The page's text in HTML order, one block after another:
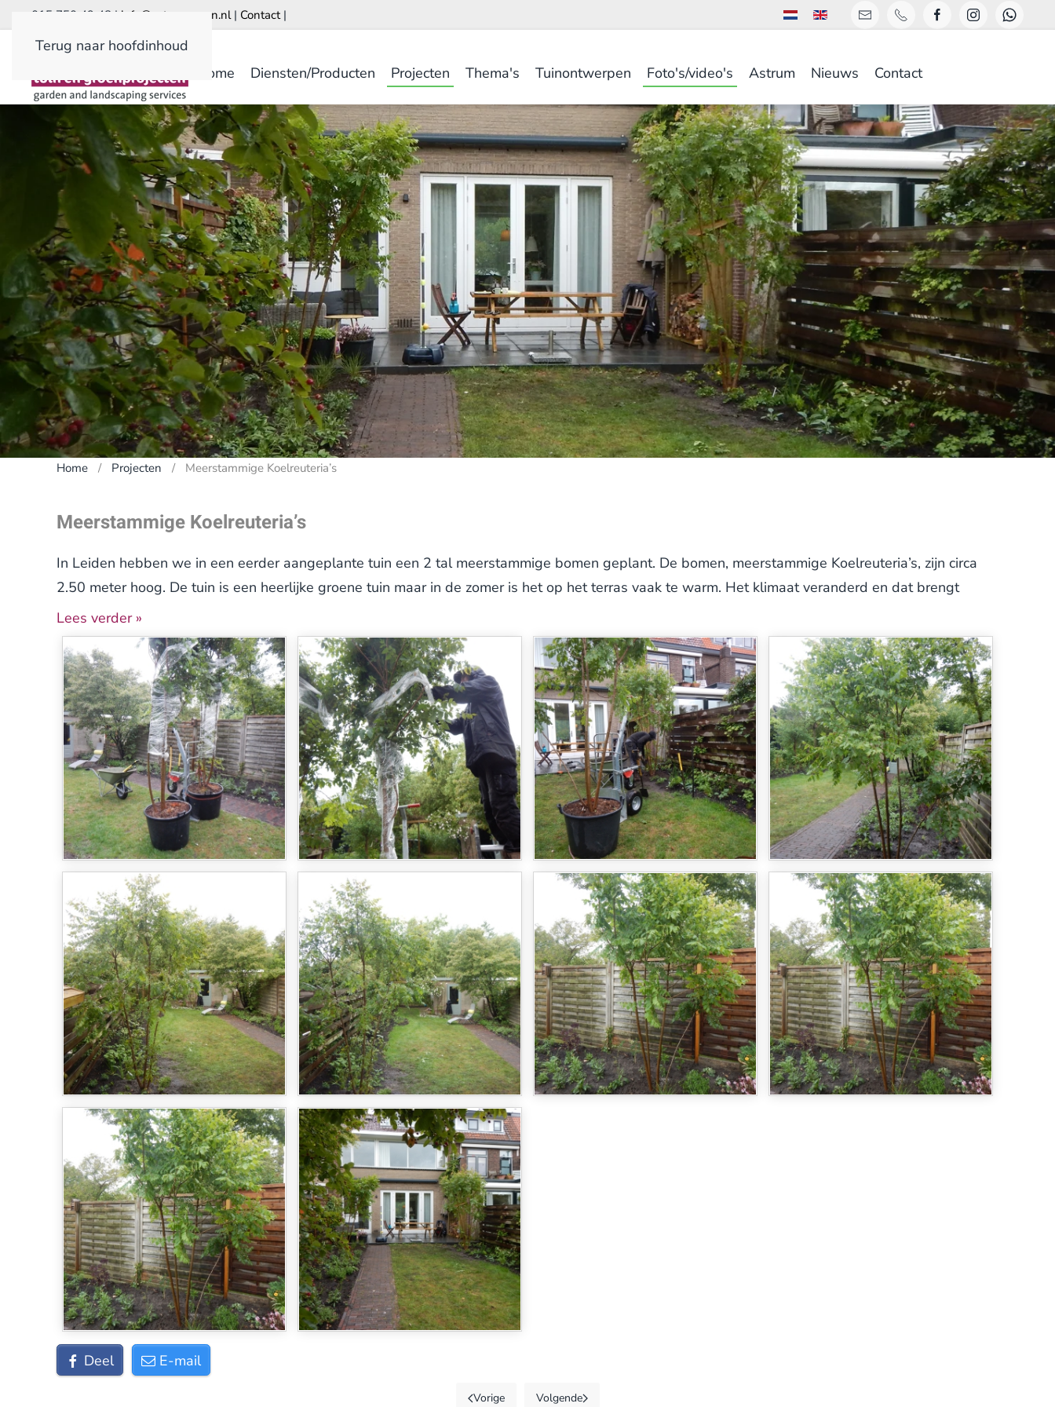
Terug naar hoofdinhoud
015 750 49 48 | info@astrumgroen.nl| Contact|
Home Diensten/Producten Projecten Thema's Tuinontwerpen Foto's/video's Astrum Nieuws Contact
Home Projecten Meerstammige Koelreuteria’s
Meerstammige Koelreuteria’s
In Leiden hebben we in een eerder aangeplante tuin een 2 tal meerstammige bomen geplant. De bomen, meerstammige Koelreuteria’s, zijn circa
2.50 meter hoog. De tuin is een heerlijke groene tuin maar in de zomer is het op het terras vaak te warm. Het klimaat veranderd en dat brengt
steeds warmere periodes met zich mee. Een mooi en groot bladerdek van de bomen zorgt voor schaduw en verkoeling.
De bomen staan in grote kuipen die wij met onze jumbo-steekwagen naar de juiste plek brengen. Om de bomen een goede start te geven zorgen
we voor een goede voorbereiding. Het plantgat is ruim uitgegraven en voorzien van organische voeding.
Lees verder »
Deel E-mail
Vorige Volgende